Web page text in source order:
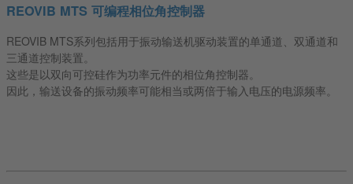
REOVIB MTS 可编程相位角控制器
REOVIB MTS系列包括用于振动输送机驱动装置的单通道、双通道和
三通道控制装置。
这些是以双向可控硅作为功率元件的相位角控制器。
因此，输送设备的振动频率可能相当或两倍于输入电压的电源频率。